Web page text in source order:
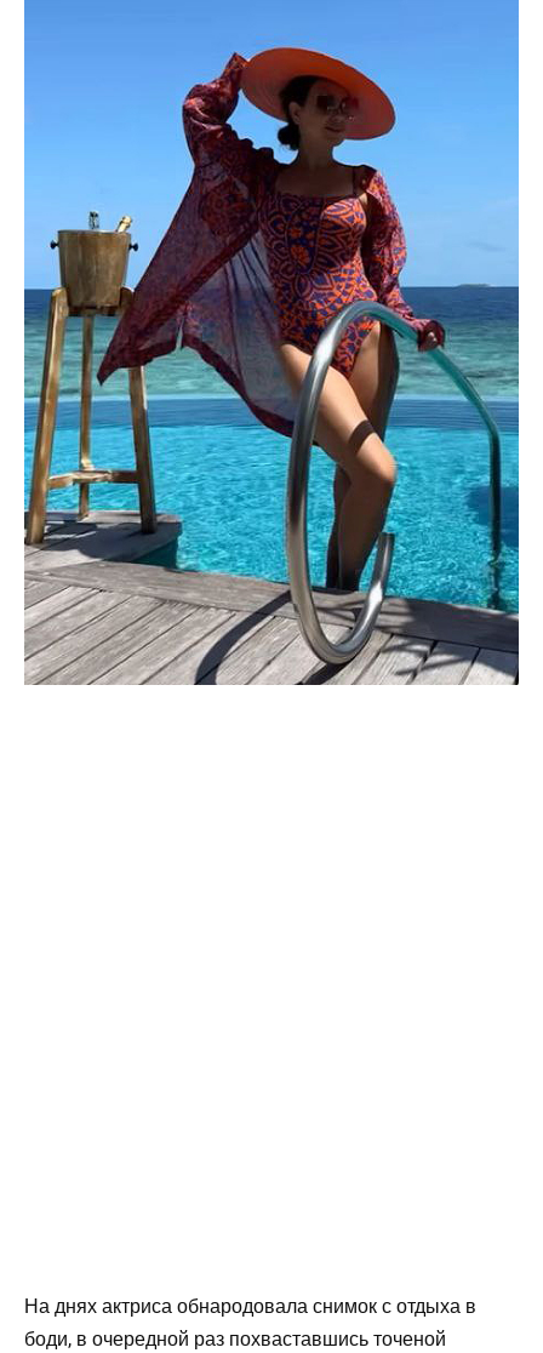
На днях актриса обнародовала снимок с отдыха в
боди, в очередной раз похваставшись точеной